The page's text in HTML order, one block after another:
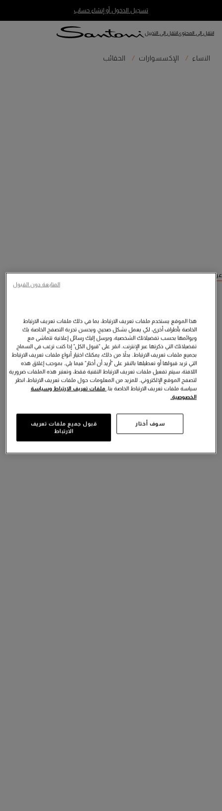
تسجيل الدخول أو إنشاء حساب
انتقل إلى المحتوىانتقل إلى التذييل
النساء الإكسسوارات الحقائب
عرض منتجات مشابهة
هذا الموقع يستخدم ملفات تعريف الارتباط، بما في ذلك ملفات تعريف الارتباط
الخاصة بأطراف أخرى، لكي يعمل بشكل صحيح، ويحسن تجربة التصفح الخاصة بك
ويوائمها بحسب تفضيلاتك الشخصية، ويرسل إليك رسائل إعلانية تتماشى مع
تفضيلاتك التي ذكرتها عبر الإنترنت. انقر على "قبول الكل" إذا كنت ترغب في السماح
بجميع ملفات تعريف الارتباط. بدلاً من ذلك، يمكنك اختيار أنواع ملفات تعريف الارتباط
التي تريد قبولها أو تعطيلها بالنقر على "أريد أن أختار" فيما يلي. بموجب إغلاق هذه
اللافتة، سيتم تفعيل ملفات تعريف الارتباط التقنية فقط، وتعتبر هذه الملفات ضرورية
لتصفح الموقع الإلكتروني. للمزيد من المعلومات حول ملفات تعريف الارتباط، انظر
سياسة ملفات تعريف الارتباط الخاصة بنا. ملفات تعريف الارتباط وسياسة
الخصوصية.
سوف أختار
قبول جميع ملفات تعريف
الارتباط
المتابعة دون القبول